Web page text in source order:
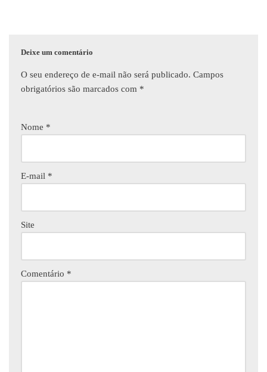
Deixe um comentário
O seu endereço de e-mail não será publicado. Campos
obrigatórios são marcados com *
Nome *
E-mail *
Site
Comentário *